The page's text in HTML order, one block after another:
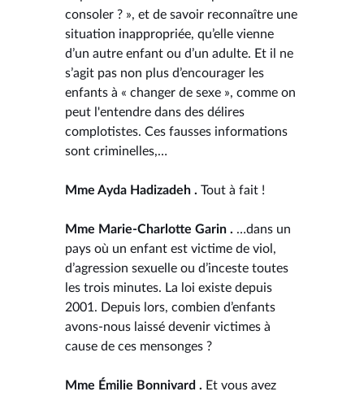
consoler ? », et de savoir reconnaître une
situation inappropriée, qu’elle vienne
d’un autre enfant ou d’un adulte. Et il ne
s’agit pas non plus d’encourager les
enfants à « changer de sexe », comme on
peut l'entendre dans des délires
complotistes. Ces fausses informations
sont criminelles,…
Mme Ayda Hadizadeh . Tout à fait !
Mme Marie-Charlotte Garin . …dans un
pays où un enfant est victime de viol,
d’agression sexuelle ou d’inceste toutes
les trois minutes. La loi existe depuis
2001. Depuis lors, combien d’enfants
avons-nous laissé devenir victimes à
cause de ces mensonges ?
Mme Émilie Bonnivard . Et vous avez